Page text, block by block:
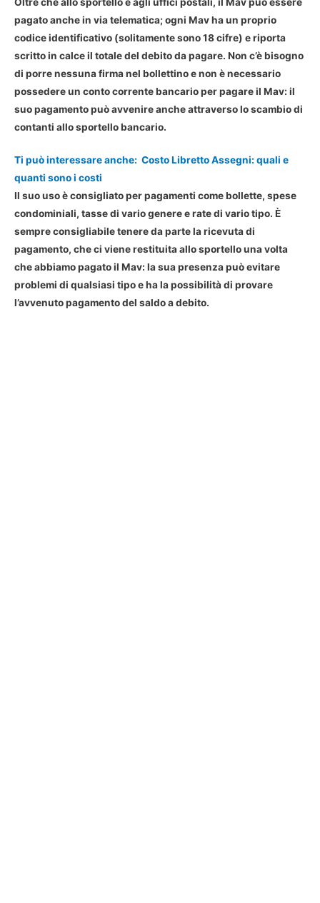
pagato anche in via telematica; ogni Mav ha un proprio
codice identificativo (solitamente sono 18 cifre) e riporta
scritto in calce il totale del debito da pagare. Non c’è bisogno
di porre nessuna firma nel bollettino e non è necessario
possedere un conto corrente bancario per pagare il Mav: il
suo pagamento può avvenire anche attraverso lo scambio di
contanti allo sportello bancario.
Ti può interessare anche: Costo Libretto Assegni: quali e
quanti sono i costi
Il suo uso è consigliato perpagamenti come bollette, spese
condominiali, tasse di vario genere e rate di vario tipo. È
sempre consigliabile tenere da parte la ricevuta di
pagamento, che ci viene restituita allo sportello una volta
che abbiamo pagato il Mav: la sua presenza può evitare
problemi di qualsiasi tipo e ha la possibilità di provare
l’avvenuto pagamento del saldo a debito.